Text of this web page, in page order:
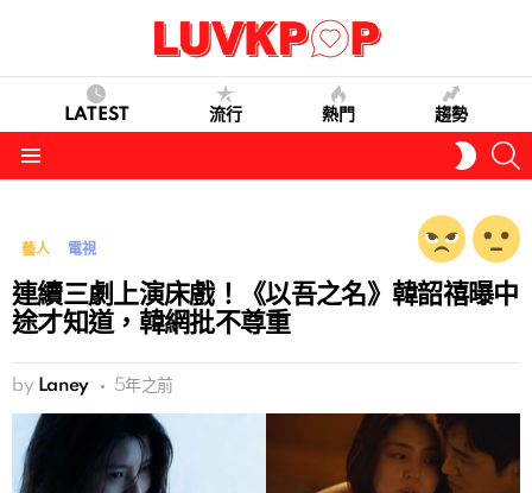
LATEST 流行 熱門 趨勢
SKIN
藝人 電視
連續三劇上演床戲！《以吾之名》韓韶禧曝中
途才知道，韓網批不尊重
by Laney 5年之前